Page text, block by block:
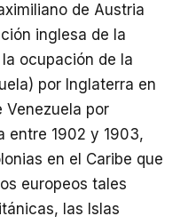
de Austria
inglesa de la
ocupación de la
por Inglaterra en
Venezuela por
entre 1902 y 1903,
en el Caribe que
europeos tales
las Islas